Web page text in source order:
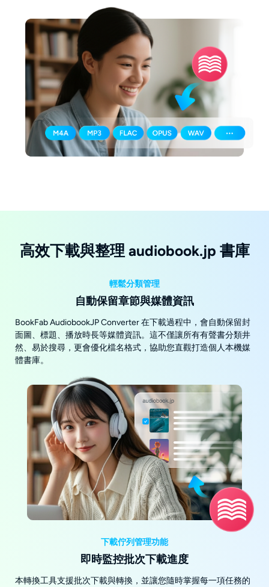
高效下載與整理 audiobook.jp 書庫
輕鬆分類管理
自動保留章節與媒體資訊
BookFab AudiobookJP Converter 在下載過程中，會自動保留封
面圖、標題、播放時長等媒體資訊。這不僅讓所有有聲書分類井
然、易於搜尋，更會優化檔名格式，協助您直觀打造個人本機媒
體書庫。
下載佇列管理功能
即時監控批次下載進度
本轉換工具支援批次下載與轉換，並讓您隨時掌握每一項任務的